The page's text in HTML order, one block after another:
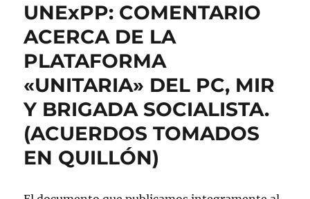
UNExPP: COMENTARIO
ACERCA DE LA
PLATAFORMA
«UNITARIA» DEL PC, MIR
Y BRIGADA SOCIALISTA.
(ACUERDOS TOMADOS
EN QUILLÓN)